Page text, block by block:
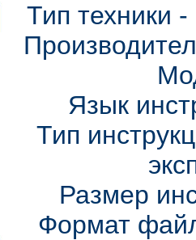
Тип техники
Язык
Тип
Размер
Формат